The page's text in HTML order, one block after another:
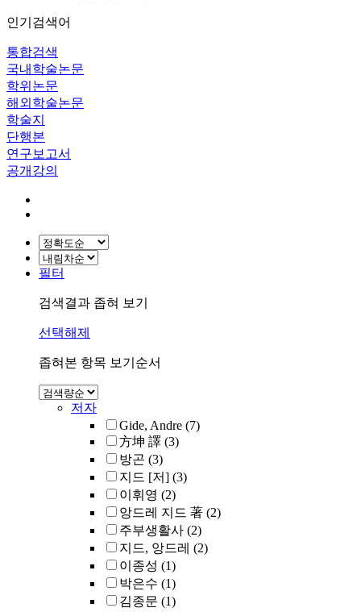
인기검색어
통합검색
국내학술논문
학위논문
해외학술논문
학술지
단행본
연구보고서
공개강의
필터
검색결과 좁혀 보기
선택해제
좁혀본 항목 보기순서
저자
Gide, Andre (7)
方坤 譯 (3)
방곤 (3)
지드 [저] (3)
이휘영 (2)
앙드레 지드 著 (2)
주부생활사 (2)
지드, 앙드레 (2)
이종성 (1)
박은수 (1)
김종문 (1)